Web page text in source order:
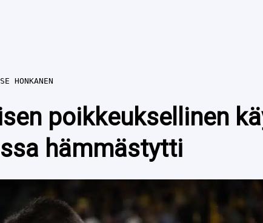
HONKANEN
poikkeuksellinen
hämmästytti